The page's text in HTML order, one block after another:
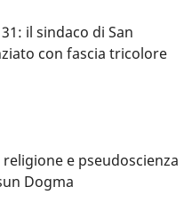
il sindaco di San
con fascia tricolore
e pseudoscienza
Dogma